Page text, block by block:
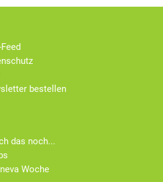
Feed
bestellen
das noch...
Woche